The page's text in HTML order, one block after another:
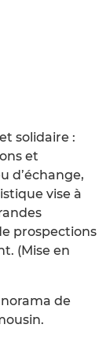
solidaire :
et
d’échange,
vise à
prospections
(Mise en
de